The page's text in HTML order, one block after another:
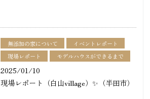
無添加の家について
イベントレポート
現場レポート
モデルハウスができるまで
2025/01/10
現場レポート（白山village）✨（半田市）